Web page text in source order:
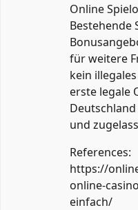
Online
Bestehende
für weitere
kein
erste legale
und
References:
https://
online-
einfach/